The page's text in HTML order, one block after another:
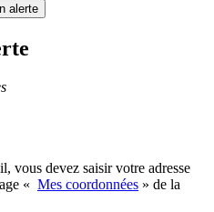
alerte
vous devez saisir votre adresse
« Mes coordonnées » de la